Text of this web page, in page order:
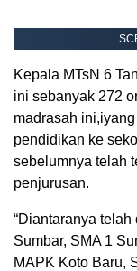
Kepala MTsN 6
ini sebanyak 272
madrasah
pendidikan ke
sebelumnya telah
penjurusan.
“Diantaranya
Sumbar, SMA 1
MAPK Koto Baru,